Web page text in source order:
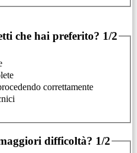
che hai preferito? 1/2
correttamente
difficoltà? 1/2